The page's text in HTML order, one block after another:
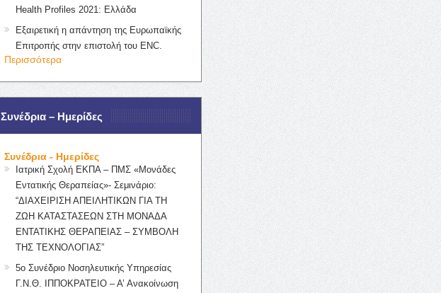
Health Profiles 2021: Ελλάδα
Εξαιρετική η απάντηση της Ευρωπαϊκής
Επιτροπής στην επιστολή του ENC.
Περισσότερα
Συνέδρια – Ημερίδες
Συνέδρια - Ημερίδες
Ιατρική Σχολή ΕΚΠΑ – ΠΜΣ «Μονάδες
Εντατικής Θεραπείας»- Σεμινάριο:
“ΔΙΑΧΕΙΡΙΣΗ ΑΠΕΙΛΗΤΙΚΩΝ ΓΙΑ ΤΗ
ΖΩΗ ΚΑΤΑΣΤΑΣΕΩΝ ΣΤΗ ΜΟΝΑΔΑ
ΕΝΤΑΤΙΚΗΣ ΘΕΡΑΠΕΙΑΣ – ΣΥΜΒΟΛΗ
ΤΗΣ ΤΕΧΝΟΛΟΓΙΑΣ”
5ο Συνέδριο Νοσηλευτικής Υπηρεσίας
Γ.Ν.Θ. ΙΠΠΟΚΡΑΤΕΙΟ – Α’ Ανακοίνωση